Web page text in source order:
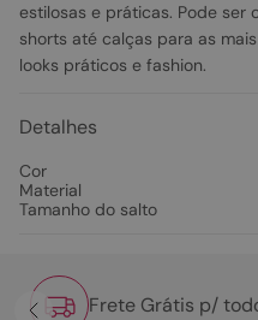
estilosas e práticas. Pode ser
shorts até calças para as
looks práticos e fashion.
Detalhes
Cor
Material
Tamanho do salto
Frete Grátis p/